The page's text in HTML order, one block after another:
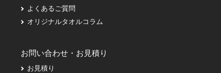
よくあるご質問
オリジナルタオルコラム
お問い合わせ・お見積り
お見積り